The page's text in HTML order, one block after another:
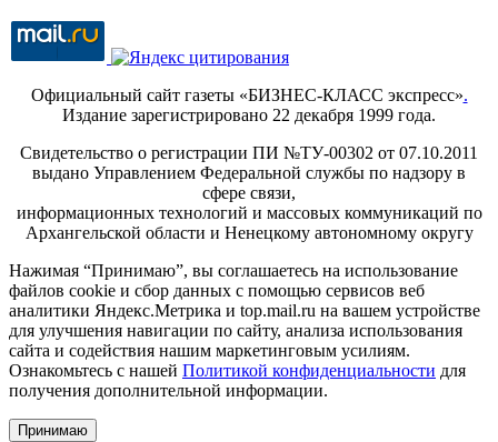
Официальный сайт газеты «БИЗНЕС-КЛАСС экспресс».
Издание зарегистрировано 22 декабря 1999 года.
Свидетельство о регистрации ПИ №ТУ-00302 от 07.10.2011
выдано Управлением Федеральной службы по надзору в
сфере связи,
информационных технологий и массовых коммуникаций по
Архангельской области и Ненецкому автономному округу
Нажимая “Принимаю”, вы соглашаетесь на использование
файлов cookie и сбор данных с помощью сервисов веб
аналитики Яндекс.Метрика и top.mail.ru на вашем устройстве
для улучшения навигации по сайту, анализа использования
сайта и содействия нашим маркетинговым усилиям.
Ознакомьтесь с нашей Политикой конфиденциальности для
получения дополнительной информации.
Принимаю